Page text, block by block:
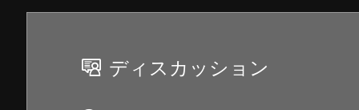
ディスカッション